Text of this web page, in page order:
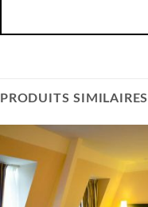
PRODUITS SIMILAIRES